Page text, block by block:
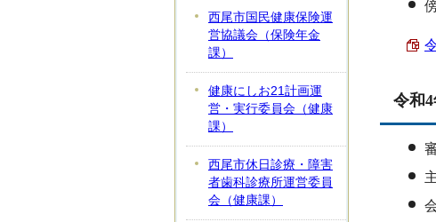
令和
西尾市国民健康保険運
営協議会（保険年金
課）
健康にしお21計画運
営・実行委員会（健康
課）
西尾市休日診療・障害
者歯科診療所運営委員
会（健康課）